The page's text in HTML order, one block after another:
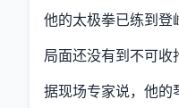
他的太极拳已练到登
局面还没有到不可收
据现场专家说，他的